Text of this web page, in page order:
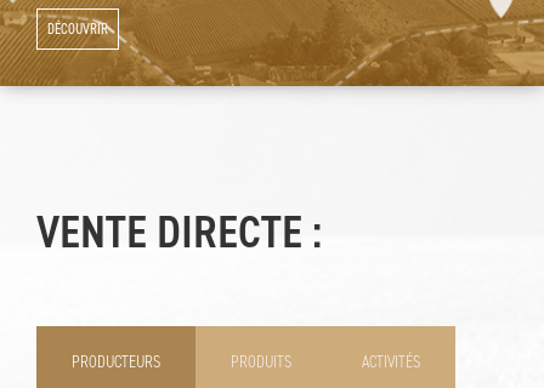
DÉCOUVRIR
VENTE DIRECTE :
PRODUCTEURS PRODUITS ACTIVITÉS